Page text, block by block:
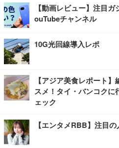
【動画レビュー】注目
ouTubeチャンネル
10G光回線導入レポ
【アジア美食レポート
スメ！タイ・バンコク
ェック
【エンタメRBB】注目